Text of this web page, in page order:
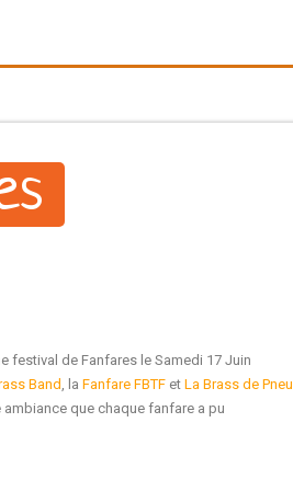
festival de Fanfares le Samedi 17 Juin
Band, la Fanfare FBTF et La Brass de Pneu
ambiance que chaque fanfare a pu